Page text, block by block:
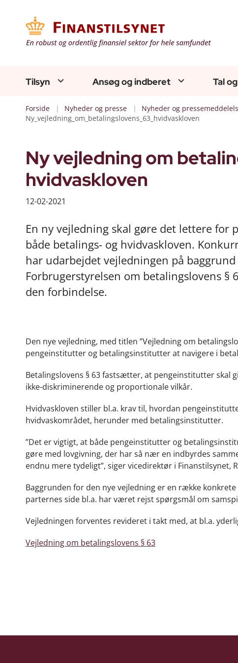
Tilsyn Ansøg og indberet Tal
Forside Nyheder og presse Nyheder og
Ny_vejledning_om_betalingslovens_63_hvidvaskloven
Ny vejledning om
hvidvaskloven
12-02-2021
En ny vejledning skal gøre det lettere
både betalings- og hvidvaskloven.
har udarbejdet vejledningen på
Forbrugerstyrelsen om betalingslovens
den forbindelse.
Den nye vejledning, med titlen ”Vejledning om
pengeinstitutter og betalingsinstitutter at navigere i
Betalingslovens § 63 fastsætter, at pengeinstitutter skal
ikke-diskriminerende og proportionale vilkår.
Hvidvaskloven stiller bl.a. krav til, hvordan
hvidvaskområdet, herunder med betalingsinstitutter.
”Det er vigtigt, at både pengeinstitutter og
gøre med lovgivning, der har så nær en indbyrdes
endnu mere tydeligt”, siger vicedirektør i Finanstilsynet,
Baggrunden for den nye vejledning er en række
parternes side bl.a. har været rejst spørgsmål om
Vejledningen forventes revideret i takt med, at bl.a.
Vejledning om betalingslovens § 63